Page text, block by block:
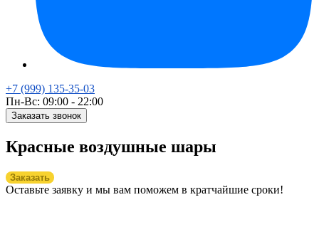
+7 (999) 135-35-03
Пн-Вс: 09:00 - 22:00
Заказать звонок
Красные воздушные шары
Заказать
Оставьте заявку и мы вам поможем в кратчайшие сроки!